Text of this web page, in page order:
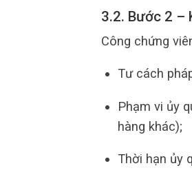
3.2. Bước 2 –
Công chứng
Tư cách
Phạm vi ủy
hàng khác);
Thời hạn ủy